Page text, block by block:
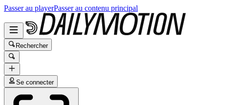
Passer au playerPasser au contenu principal
Rechercher
Se connecter